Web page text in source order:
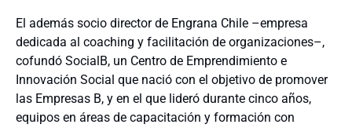
El además socio director de Engrana Chile –empresa
dedicada al coaching y facilitación de organizaciones–,
cofundó SocialB, un Centro de Emprendimiento e
Innovación Social que nació con el objetivo de promover
las Empresas B, y en el que lideró durante cinco años,
equipos en áreas de capacitación y formación con